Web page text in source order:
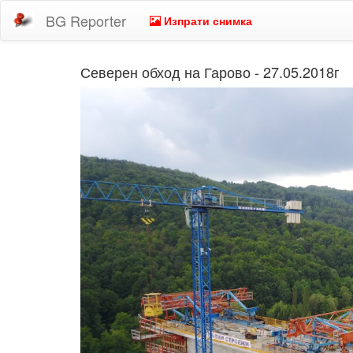
BG Reporter Изпрати снимка
Северен обход на Гарово - 27.05.2018г